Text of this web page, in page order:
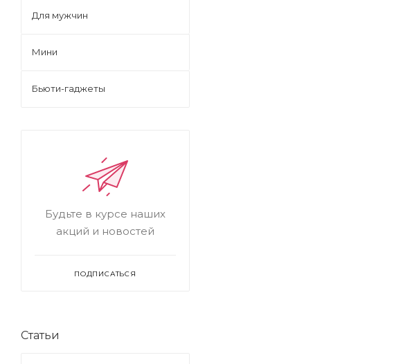
Для мужчин
Мини
Бьюти-гаджеты
Будьте в курсе наших
акций и новостей
ПОДПИСАТЬСЯ
Статьи